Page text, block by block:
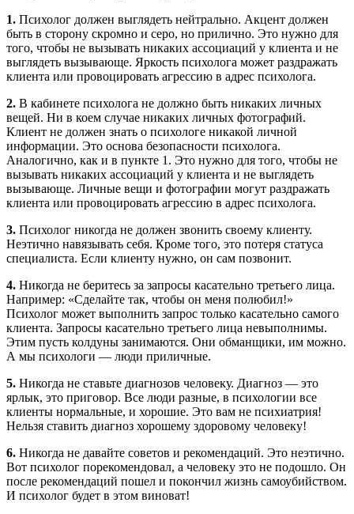
1. Психолог должен выглядеть нейтрально. Акцент должен
быть в сторону скромно и серо, но прилично. Это нужно для
того, чтобы не вызывать никаких ассоциаций у клиента и не
выглядеть вызывающе. Яркость психолога может раздражать
клиента или провоцировать агрессию в адрес психолога.
2. В кабинете психолога не должно быть никаких личных
вещей. Ни в коем случае никаких личных фотографий.
Клиент не должен знать о психологе никакой личной
информации. Это основа безопасности психолога.
Аналогично, как и в пункте 1. Это нужно для того, чтобы не
вызывать никаких ассоциаций у клиента и не выглядеть
вызывающе. Личные вещи и фотографии могут раздражать
клиента или провоцировать агрессию в адрес психолога.
3. Психолог никогда не должен звонить своему клиенту.
Неэтично навязывать себя. Кроме того, это потеря статуса
специалиста. Если клиенту нужно, он сам позвонит.
4. Никогда не беритесь за запросы касательно третьего лица.
Например: «Сделайте так, чтобы он меня полюбил!»
Психолог может выполнить запрос только касательно самого
клиента. Запросы касательно третьего лица невыполнимы.
Этим пусть колдуны занимаются. Они обманщики, им можно.
А мы психологи — люди приличные.
5. Никогда не ставьте диагнозов человеку. Диагноз — это
ярлык, это приговор. Все люди разные, в психологии все
клиенты нормальные, и хорошие. Это вам не психиатрия!
Нельзя ставить диагноз хорошему здоровому человеку!
6. Никогда не давайте советов и рекомендаций. Это неэтично.
Вот психолог порекомендовал, а человеку это не подошло. Он
после рекомендаций пошел и покончил жизнь самоубийством.
И психолог будет в этом виноват!